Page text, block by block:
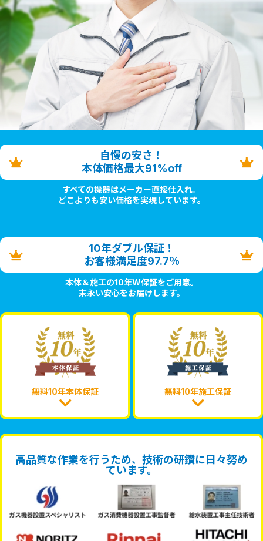
自慢の安さ！
本体価格最大91%off
すべての機器はメーカー直接仕入れ。
どこよりも安い価格を実現しています。
10年ダブル保証！
お客様満足度97.7％
本体＆施工の10年W保証をご用意。
末永い安心をお届けします。
無料10年本体保証 無料10年施工保証
高品質な作業を行うため、技術の研鑽に日々努め
ています。